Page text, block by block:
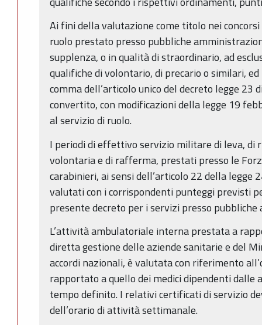
Ai fini della valutazione come titolo nei
ruolo prestato presso pubbliche
supplenza, o in qualità di straordinario, ad
qualifiche di volontario, di precario o similari,
comma dell’articolo unico del decreto legge 23
convertito, con modificazioni della legge 19
al servizio di ruolo.
I periodi di effettivo servizio militare di leva, di
volontaria e di rafferma, prestati presso le
carabinieri, ai sensi dell’articolo 22 della legge
valutati con i corrispondenti punteggi previsti
presente decreto per i servizi presso
L’attività ambulatoriale interna prestata a
diretta gestione delle aziende sanitarie e del
accordi nazionali, è valutata con riferimento
rapportato a quello dei medici dipendenti dalle
tempo definito. I relativi certificati di servizio
dell’orario di attività settimanale.